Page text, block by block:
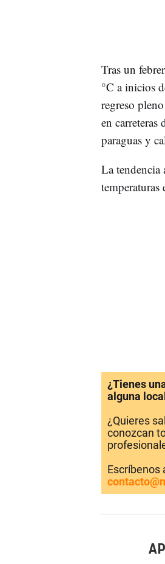
Tras un
°C a inicios
regreso
en
paraguas y
La tendencia
¿Tienes
alguna
¿Quieres
conozcan
Escríbenos